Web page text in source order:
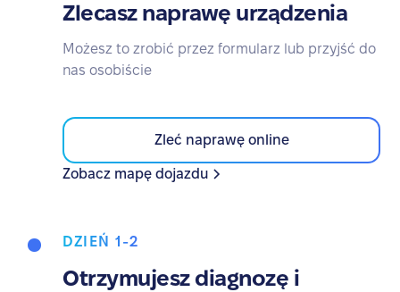
Zlecasz naprawę urządzenia
Możesz to zrobić przez formularz lub przyjść do
nas osobiście
Zleć naprawę online
Zobacz mapę dojazdu
DZIEŃ 1-2
Otrzymujesz diagnozę i